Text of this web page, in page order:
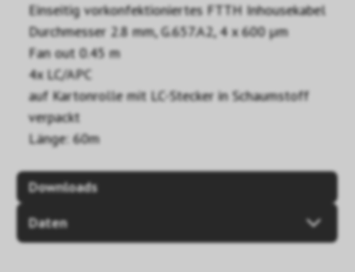
Einseitig vorkonfektioniertes FTTH Inhousekabel
Durchmesser 2.8 mm, G.657.A2, 4 x 600 µm
Fan out 0.45 m
4x LC/APC
auf Kartonrolle mit LC-Stecker in Schaumstoff
verpackt
Länge: 60m
Downloads
Daten